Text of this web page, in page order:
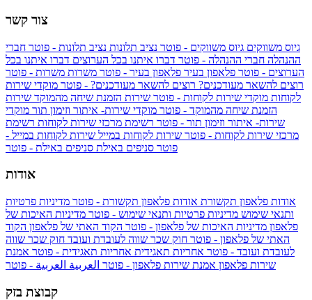
צור קשר
גיוס משווקים גיוס משווקים - פוטר נציב תלונות נציב תלונות - פוטר חברי
ההנהלה חברי ההנהלה - פוטר דברו איתנו בכל הערוצים דברו איתנו בכל
הערוצים - פוטר פלאפון בעיר פלאפון בעיר - פוטר משרות משרות - פוטר
רוצים להשאר מעודכנים? רוצים להשאר מעודכנים? - פוטר מוקדי שירות
לקוחות מוקדי שירות לקוחות - פוטר שירות הזמנת שיחה מהמוקד שירות
הזמנת שיחה מהמוקד - פוטר מוקדי שירות- איתור וזימון תור מוקדי
שירות- איתור וזימון תור - פוטר רשימת מרכזי שירות לקוחות רשימת
מרכזי שירות לקוחות - פוטר שירות לקוחות במייל שירות לקוחות במייל -
פוטר סניפים באילת סניפים באילת - פוטר
אודות
אודות פלאפון תקשורת אודות פלאפון תקשורת - פוטר מדיניות פרטיות
ותנאי שימוש מדיניות פרטיות ותנאי שימוש - פוטר מדיניות האיכות של
פלאפון מדיניות האיכות של פלאפון - פוטר הקוד האתי של פלאפון הקוד
האתי של פלאפון - פוטר חוק שכר שווה לעובדת ועובד חוק שכר שווה
לעובדת ועובד - פוטר אחריות תאגידית אחריות תאגידית - פוטר אמנת
שירות פלאפון אמנת שירות פלאפון - פוטר العربية العربية - פוטר
קבוצת בזק